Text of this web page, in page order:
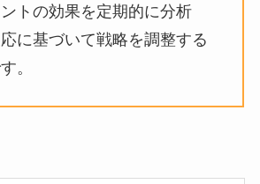
トの効果を定期的に分析
に基づいて戦略を調整する
。